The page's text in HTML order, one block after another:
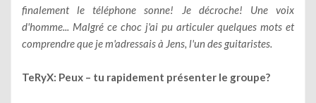
finalement le téléphone sonne! Je décroche! Une voix
d'homme... Malgré ce choc j'ai pu articuler quelques mots et
comprendre que je m'adressais à Jens, l'un des guitaristes.
TeRyX: Peux – tu rapidement présenter le groupe?